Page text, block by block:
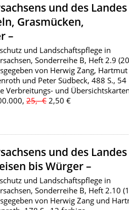
und des Landes
Grasmücken,
–
und Landschaftspflege in
Sonderreihe B, Heft 2.9
von Herwig Zang, Hartmut
und Peter Südbeck, 488 S., 54
Verbreitungs- und
25,- €2,50 €
und des Landes
bis Würger –
und Landschaftspflege in
Sonderreihe B, Heft 2.10
von Herwig Zang und